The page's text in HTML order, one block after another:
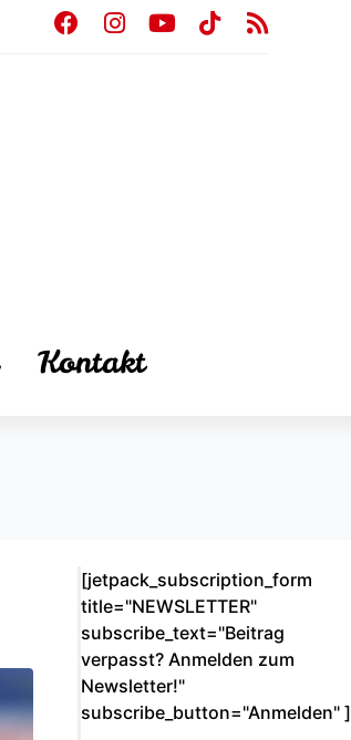
Kontakt
[jetpack_subscription_form
title="NEWSLETTER"
subscribe_text="Beitrag
verpasst? Anmelden zum
Newsletter!"
subscribe_button="Anmelden"­ ]